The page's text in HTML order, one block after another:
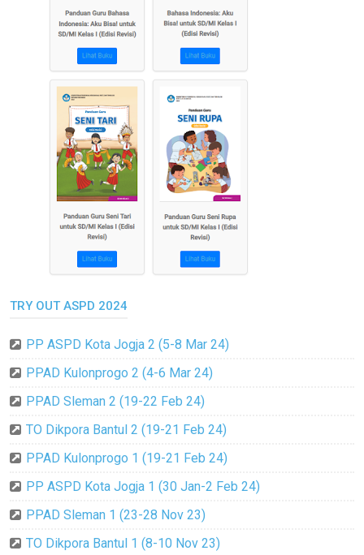
TRY OUT ASPD 2024
PP ASPD Kota Jogja 2 (5-8 Mar 24)
PPAD Kulonprogo 2 (4-6 Mar 24)
PPAD Sleman 2 (19-22 Feb 24)
TO Dikpora Bantul 2 (19-21 Feb 24)
PPAD Kulonprogo 1 (19-21 Feb 24)
PP ASPD Kota Jogja 1 (30 Jan-2 Feb 24)
PPAD Sleman 1 (23-28 Nov 23)
TO Dikpora Bantul 1 (8-10 Nov 23)